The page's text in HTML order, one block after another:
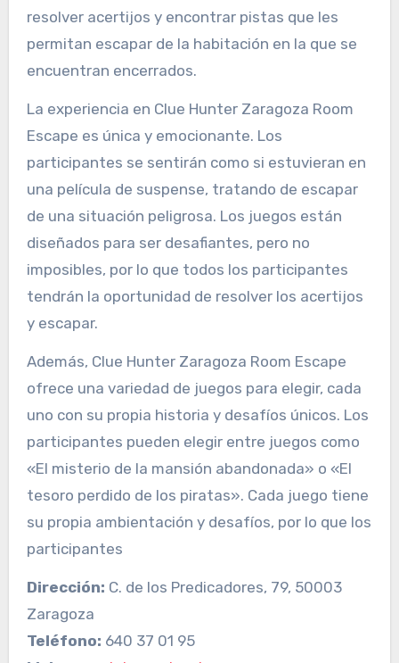
resolver acertijos y encontrar pistas que les
permitan escapar de la habitación en la que se
encuentran encerrados.
La experiencia en Clue Hunter Zaragoza Room
Escape es única y emocionante. Los
participantes se sentirán como si estuvieran en
una película de suspense, tratando de escapar
de una situación peligrosa. Los juegos están
diseñados para ser desafiantes, pero no
imposibles, por lo que todos los participantes
tendrán la oportunidad de resolver los acertijos
y escapar.
Además, Clue Hunter Zaragoza Room Escape
ofrece una variedad de juegos para elegir, cada
uno con su propia historia y desafíos únicos. Los
participantes pueden elegir entre juegos como
«El misterio de la mansión abandonada» o «El
tesoro perdido de los piratas». Cada juego tiene
su propia ambientación y desafíos, por lo que los
participantes
Dirección: C. de los Predicadores, 79, 50003
Zaragoza
Teléfono: 640 37 01 95